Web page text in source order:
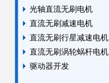
光轴直流无刷电机
直流无刷减速电机
直流无刷行星减速电机
直流无刷涡轮蜗杆电机
驱动器开发